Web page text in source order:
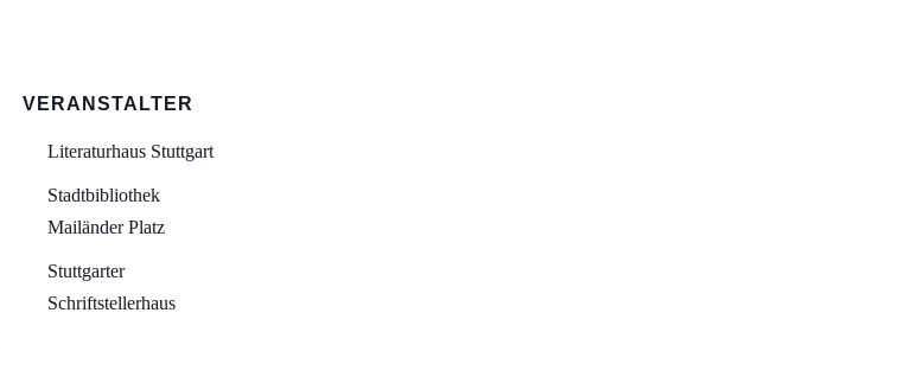
VERANSTALTER
Literaturhaus Stuttgart
Stadtbibliothek
Mailänder Platz
Stuttgarter
Schriftstellerhaus